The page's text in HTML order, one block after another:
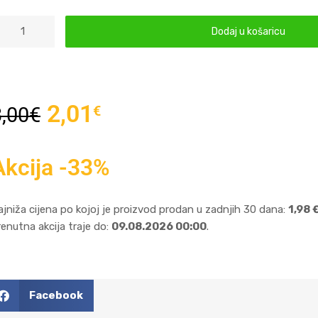
Dodaj u košaricu
€ 2,01 €
-33%
cijena po kojoj je proizvod prodan u zadnjih 30 dana: 1,98
akcija traje do: 09.08.2026 00:00.
Facebook